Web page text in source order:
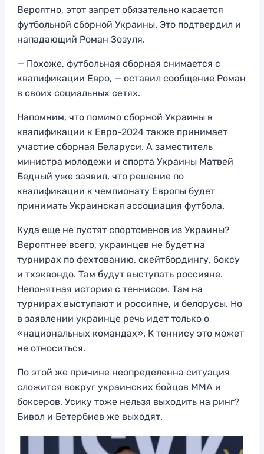
Вероятно, этот запрет обязательно касается
футбольной сборной Украины. Это подтвердил и
нападающий Роман Зозуля.
— Похоже, футбольная сборная снимается с
квалификации Евро, — оставил сообщение Роман
в своих социальных сетях.
Напомним, что помимо сборной Украины в
квалификации к Евро-2024 также принимает
участие сборная Беларуси. А заместитель
министра молодежи и спорта Украины Матвей
Бедный уже заявил, что решение по
квалификации к чемпионату Европы будет
принимать Украинская ассоциация футбола.
Куда еще не пустят спортсменов из Украины?
Вероятнее всего, украинцев не будет на
турнирах по фехтованию, скейтбордингу, боксу
и тхэквондо. Там будут выступать россияне.
Непонятная история с теннисом. Там на
турнирах выступают и россияне, и белорусы. Но
в заявлении украинце речь идет только о
«национальных командах». К теннису это может
не относиться.
По этой же причине неопределенна ситуация
сложится вокруг украинских бойцов ММА и
боксеров. Усику тоже нельзя выходить на ринг?
Бивол и Бетербиев же выходят.